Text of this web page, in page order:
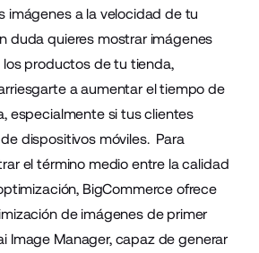
imágenes a la velocidad de tu
duda quieres mostrar imágenes
productos de tu tienda,
a aumentar el tiempo de
especialmente si tus clientes
dispositivos móviles. Para
el término medio entre la calidad
BigCommerce ofrece
de imágenes de primer
Image Manager, capaz de generar